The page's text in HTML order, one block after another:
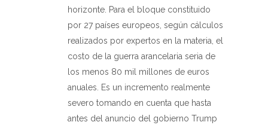
horizonte. Para el bloque constituido
por 27 países europeos, según cálculos
realizados por expertos en la materia, el
costo de la guerra arancelaria seria de
los menos 80 mil millones de euros
anuales. Es un incremento realmente
severo tomando en cuenta que hasta
antes del anuncio del gobierno Trump